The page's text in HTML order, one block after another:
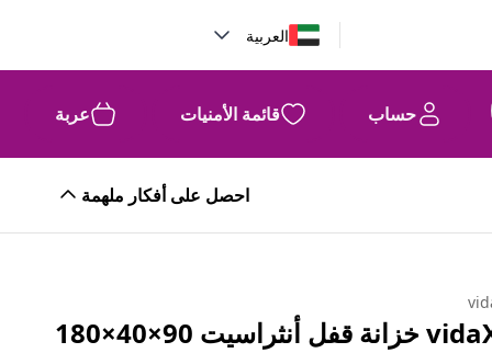
العربية
حساب قائمة الأمنيات عربة
احصل على أفكار ملهمة
vidaXL خزانة قفل أنثراسيت 90×40×180